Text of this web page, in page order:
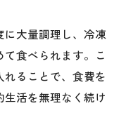
に大量調理し、冷凍
食べられます。こ
ることで、食費を
活を無理なく続け